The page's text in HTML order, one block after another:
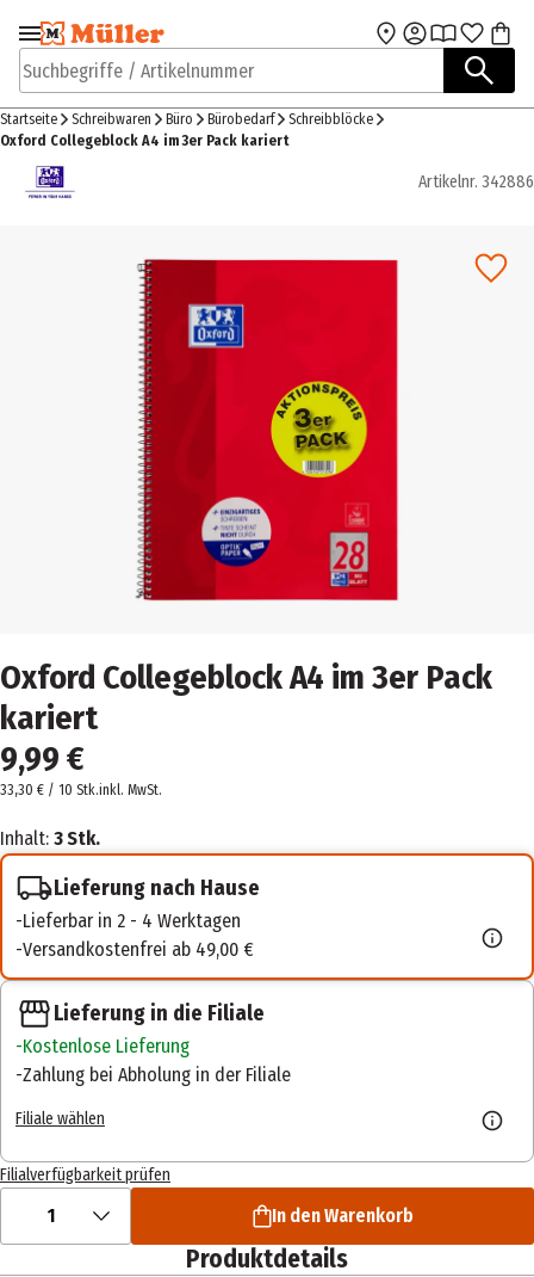
Zur Navigation
springen
Zum Hauptinhalt
Suchbegriffe / Artikelnummer
Startseite Schreibwaren Büro Bürobedarf
Schreibblöcke
Oxford Collegeblock A4 im 3er Pack kariert
Artikelnr. 342886
Oxford Collegeblock A4 im 3er Pack
kariert
9,99 €
33,30 € / 10 Stk.inkl. MwSt.
Inhalt: 3 Stk.
Lieferung nach Hause
Lieferbar in 2 - 4 Werktagen
Versandkostenfrei ab 49,00 €
Lieferung in die Filiale
Kostenlose Lieferung
Zahlung bei Abholung in der Filiale
Filiale wählen
Filialverfügbarkeit prüfen
1 In den Warenkorb
Produktdetails